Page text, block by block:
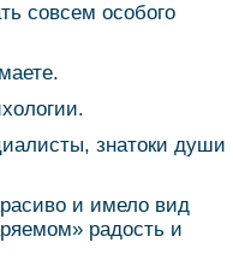
совсем особого
знатоки души
и имело вид
радость и